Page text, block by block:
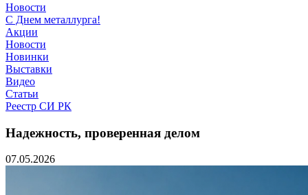
Новости
С Днем металлурга!
Акции
Новости
Новинки
Выставки
Видео
Статьи
Реестр СИ РК
Надежность, проверенная делом
07.05.2026